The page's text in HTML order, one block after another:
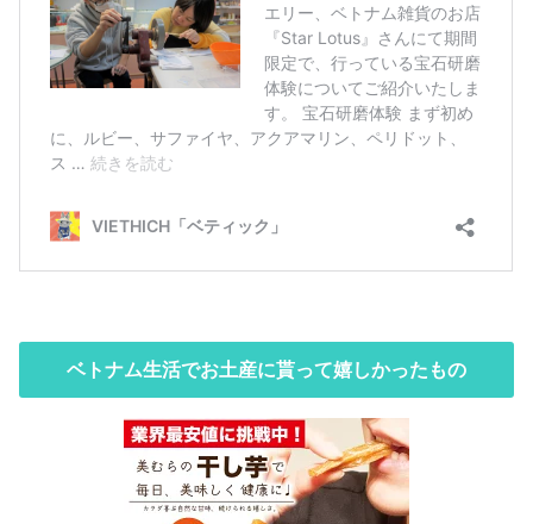
ベトナム生活でお土産に貰って嬉しかったもの